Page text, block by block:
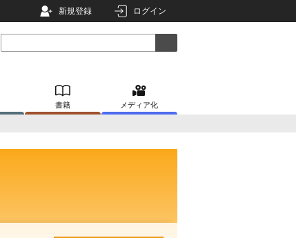
新規登録 ログイン
書籍 メディア化